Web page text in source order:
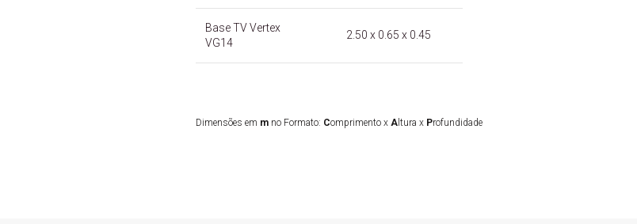
Base TV Vertex
VG14
2.50 x 0.65 x 0.45
Dimensões em m no Formato: Comprimento x A ltura x Profundidade